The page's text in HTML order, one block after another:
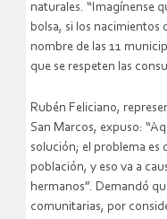
naturales. “Imagínense
bolsa, si los nacimientos
nombre de las 11
que se respeten las
Rubén Feliciano,
San Marcos, expuso:
solución; el problema es
población, y eso va a
hermanos”. Demandó
comunitarias, por